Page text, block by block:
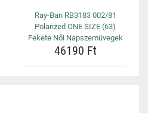
Ray-Ban RB3183 002/81
Polarized ONE SIZE (63)
Fekete Női Napszemüvegek
46190 Ft